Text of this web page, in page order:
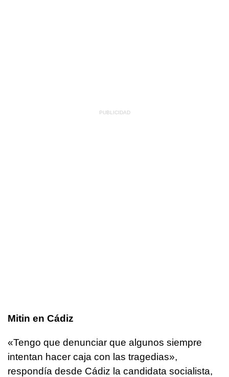
Mitin en Cádiz
«Tengo que denunciar que algunos siempre
intentan hacer caja con las tragedias»,
respondía desde Cádiz la candidata socialista,